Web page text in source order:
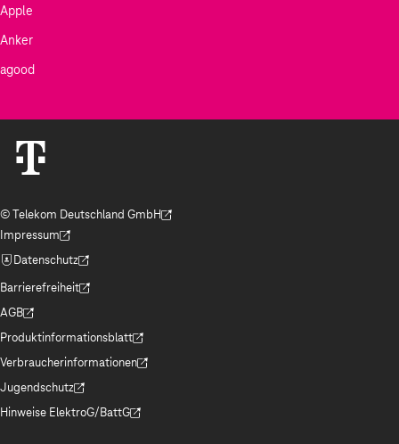
Apple
Anker
agood
© Telekom Deutschland GmbH
(Der Link wird in einem neuen Tab geöffnet)
Impressum
(Der Link wird in einem neuen Tab geöffnet)
Datenschutz
(Der Link wird in einem neuen Tab geöffnet)
Barrierefreiheit
(Der Link wird in einem neuen Tab geöffnet)
AGB
(Der Link wird in einem neuen Tab geöffnet)
Produktinformationsblatt
(Der Link wird in einem neuen Tab geöffnet)
Verbraucherinformationen
(Der Link wird in einem neuen Tab geöffnet)
Jugendschutz
(Der Link wird in einem neuen Tab geöffnet)
Hinweise ElektroG/BattG
(Der Link wird in einem neuen Tab geöffnet)